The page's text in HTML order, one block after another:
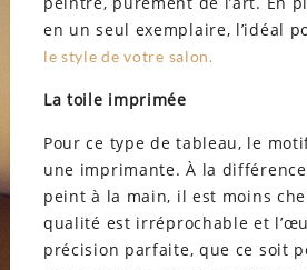
en un seul exemplaire, l’idéal
le style de votre salon.
La toile imprimée
Pour ce type de tableau, le
une imprimante. À la différence
peint à la main, il est moins
qualité est irréprochable et
précision parfaite, que ce soit